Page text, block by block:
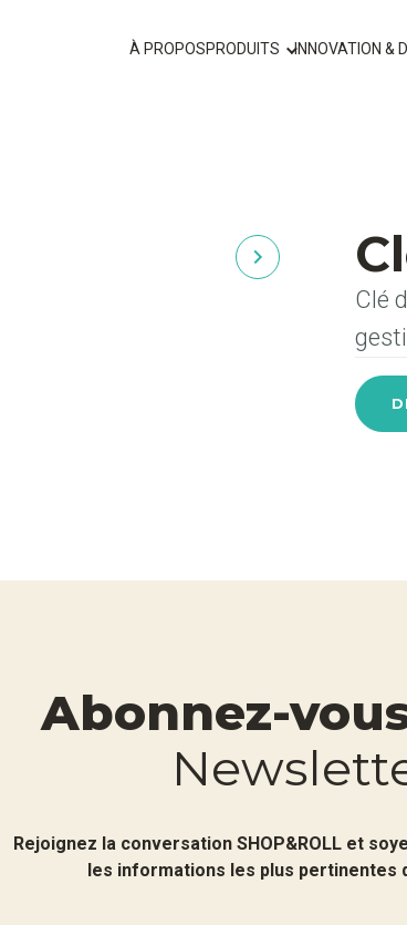
À PROPOSPRODUITS INNOVATION &
Clé
Abonnez-
Rejoignez la conversation SHOP&ROLL et
les informations les plus pertinentes